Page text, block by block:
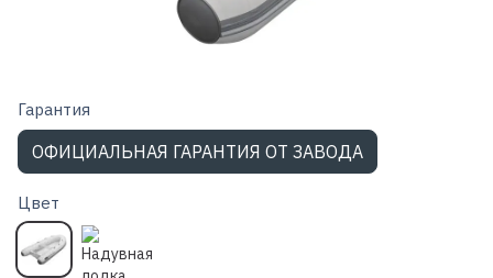
Гарантия
ОФИЦИАЛЬНАЯ ГАРАНТИЯ ОТ ЗАВОДА
Цвет